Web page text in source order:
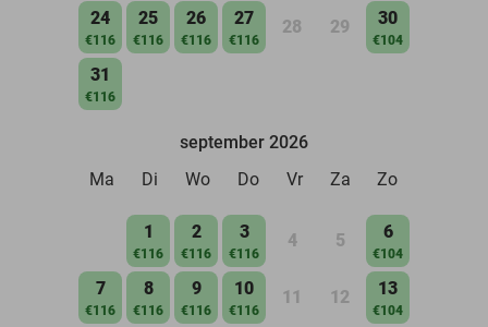
24
€116
25
€116
26
€116
27
€116
28 29 30
€104
31
€116
september 2026
Ma
Di Wo Do Vr Za Zo
1
€116
2
€116
3
€116
4 5 6
€104
7
€116
8
€116
9
€116
10
€116
11 12 13
€104